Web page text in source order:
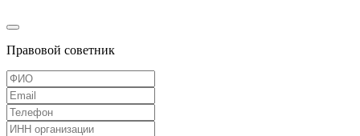
Правовой советник